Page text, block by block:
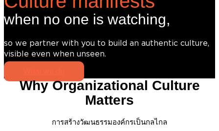
when no one is watching,
so we partner with you to build an authentic culture,
visible even when unseen.
Why Organizational Culture
Matters
การสร้างวัฒนธรรมองค์กรเป็นกลไกล